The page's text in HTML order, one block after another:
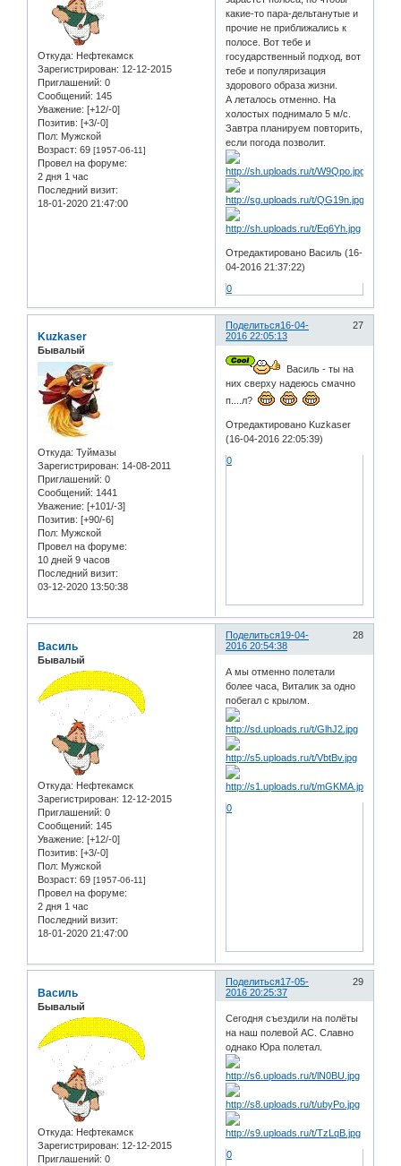
Откуда: Нефтекамск
Зарегистрирован: 12-12-2015
Приглашений: 0
Сообщений: 145
Уважение: [+12/-0]
Позитив: [+3/-0]
Пол: Мужской
Возраст: 69 [1957-06-11]
Провел на форуме:
2 дня 1 час
Последний визит:
18-01-2020 21:47:00
какие-то пара-дельтанутые и
прочие не приближались к
полосе. Вот тебе и
государственный подход, вот
тебе и популяризация
здорового образа жизни.
А леталось отменно. На
холостых поднимало 5 м/с.
Завтра планируем повторить,
если погода позволит.
Отредактировано Василь (16-
04-2016 21:37:22)
0
Поделиться 27
16-04-
2016 22:05:13
Kuzkaser
Бывалый
Откуда: Туймазы
Зарегистрирован: 14-08-2011
Приглашений: 0
Сообщений: 1441
Уважение: [+101/-3]
Позитив: [+90/-6]
Пол: Мужской
Провел на форуме:
10 дней 9 часов
Последний визит:
03-12-2020 13:50:38
Василь - ты на
них сверху надеюсь смачно
п....л?
Отредактировано Kuzkaser
(16-04-2016 22:05:39)
0
Поделиться 28
19-04-
2016 20:54:38
Василь
Бывалый
Откуда: Нефтекамск
Зарегистрирован: 12-12-2015
Приглашений: 0
Сообщений: 145
Уважение: [+12/-0]
Позитив: [+3/-0]
Пол: Мужской
Возраст: 69 [1957-06-11]
Провел на форуме:
2 дня 1 час
Последний визит:
18-01-2020 21:47:00
А мы отменно полетали
более часа, Виталик за одно
побегал с крылом.
0
Поделиться 29
17-05-
2016 20:25:37
Василь
Бывалый
Откуда: Нефтекамск
Зарегистрирован: 12-12-2015
Приглашений: 0
Сегодня съездили на полёты
на наш полевой АС. Славно
однако Юра полетал.
0